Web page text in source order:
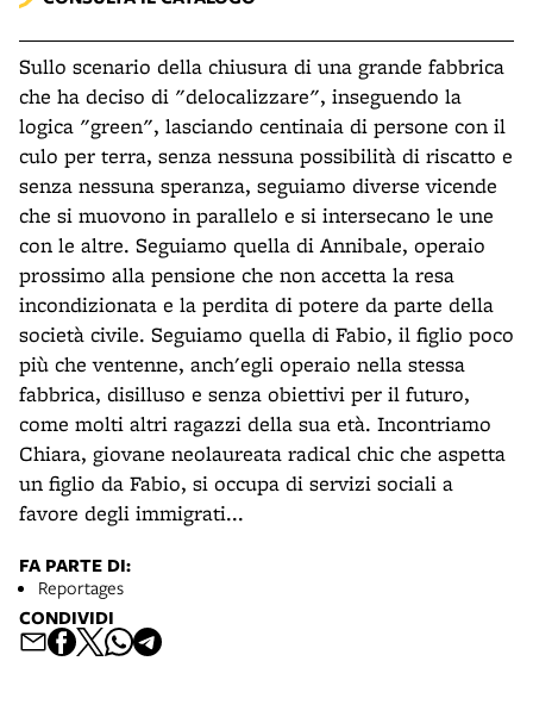
Sullo scenario della chiusura di una grande fabbrica
che ha deciso di "delocalizzare", inseguendo la
logica "green", lasciando centinaia di persone con il
culo per terra, senza nessuna possibilità di riscatto e
senza nessuna speranza, seguiamo diverse vicende
che si muovono in parallelo e si intersecano le une
con le altre. Seguiamo quella di Annibale, operaio
prossimo alla pensione che non accetta la resa
incondizionata e la perdita di potere da parte della
società civile. Seguiamo quella di Fabio, il figlio poco
più che ventenne, anch'egli operaio nella stessa
fabbrica, disilluso e senza obiettivi per il futuro,
come molti altri ragazzi della sua età. Incontriamo
Chiara, giovane neolaureata radical chic che aspetta
un figlio da Fabio, si occupa di servizi sociali a
favore degli immigrati...
FA PARTE DI:
Reportages
CONDIVIDI